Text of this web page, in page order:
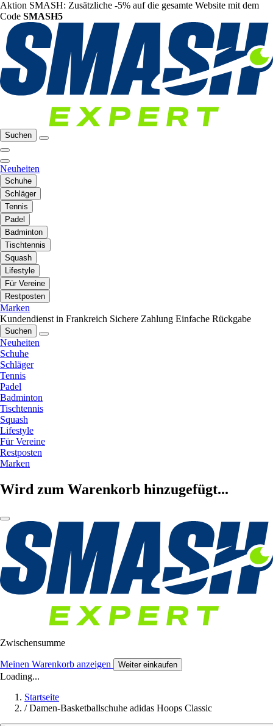
Aktion SMASH: Zusätzliche -5% auf die gesamte Website mit dem
Code SMASH5
Suchen
Neuheiten
Schuhe
Schläger
Tennis
Padel
Badminton
Tischtennis
Squash
Lifestyle
Für Vereine
Restposten
Marken
Kundendienst in Frankreich Sichere Zahlung Einfache Rückgabe
Suchen
Neuheiten
Schuhe
Schläger
Tennis
Padel
Badminton
Tischtennis
Squash
Lifestyle
Für Vereine
Restposten
Marken
Wird zum Warenkorb hinzugefügt...
Zwischensumme
Meinen Warenkorb anzeigen Weiter einkaufen
Loading...
Startseite
/ Damen-Basketballschuhe adidas Hoops Classic